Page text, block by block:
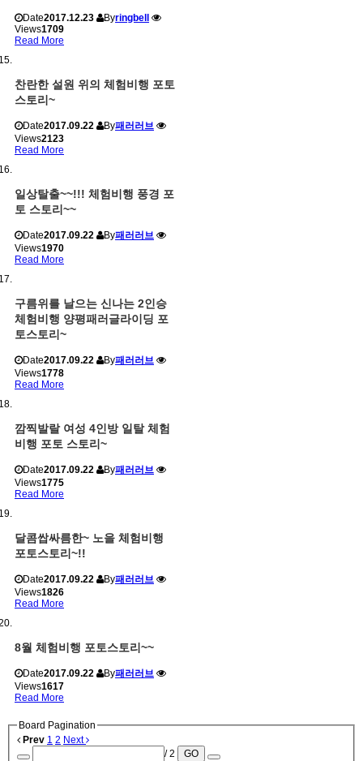
Date2017.12.23 Byringbell
Views1709
Read More
찬란한 설원 위의 체험비행 포토
스토리~
Date2017.09.22 By패러러브
Views2123
Read More
일상탈출~~!!! 체험비행 풍경 포
토 스토리~~
Date2017.09.22 By패러러브
Views1970
Read More
구름위를 날으는 신나는 2인승
체험비행 양평패러글라이딩 포
토스토리~
Date2017.09.22 By패러러브
Views1778
Read More
깜찍발랄 여성 4인방 일탈 체험
비행 포토 스토리~
Date2017.09.22 By패러러브
Views1775
Read More
달콤쌉싸름한~ 노을 체험비행
포토스토리~!!
Date2017.09.22 By패러러브
Views1826
Read More
8월 체험비행 포토스토리~~
Date2017.09.22 By패러러브
Views1617
Read More
Board Pagination
Prev 1 2 Next
/ 2
GO